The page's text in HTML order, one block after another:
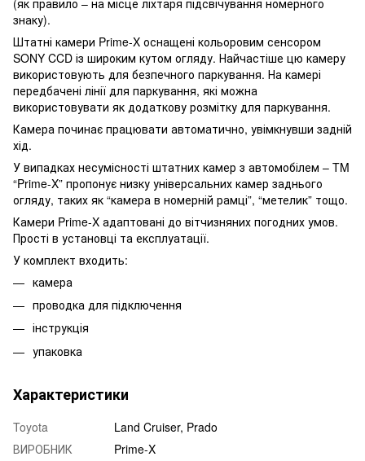
знаку).
Штатні камери Prime-X оснащені кольоровим сенсором
SONY CCD із широким кутом огляду. Найчастіше цю камеру
використовують для безпечного паркування. На камері
передбачені лінії для паркування, які можна
використовувати як додаткову розмітку для паркування.
Камера починає працювати автоматично, увімкнувши задній
хід.
У випадках несумісності штатних камер з автомобілем – TM
“Prime-X” пропонує низку універсальних камер заднього
огляду, таких як “камера в номерній рамці”, “метелик” тощо.
Камери Prime-X адаптовані до вітчизняних погодних умов.
Прості в установці та експлуатації.
У комплект входить:
камера
проводка для підключення
інструкція
упаковка
Характеристики
Toyota
Land Cruiser, Prado
ВИРОБНИК
Prime-X